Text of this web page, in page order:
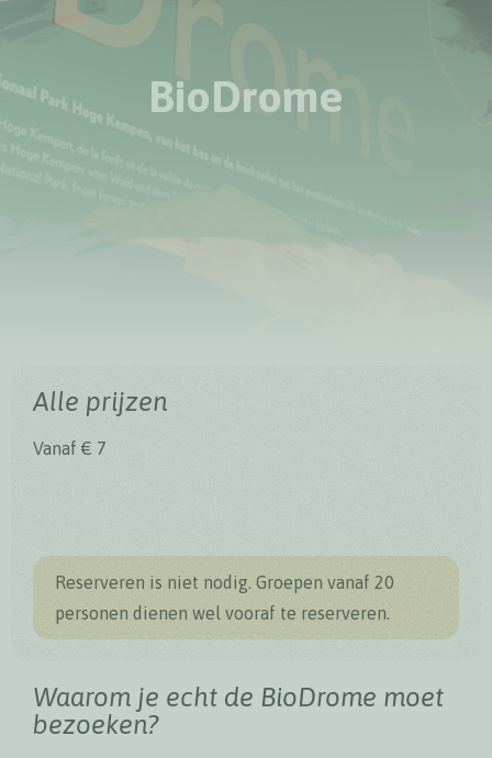
BioDrome
Alle prijzen
Vanaf € 7
Reserveren is niet nodig. Groepen vanaf 20
personen dienen wel vooraf te reserveren.
Waarom je echt de BioDrome moet
bezoeken?